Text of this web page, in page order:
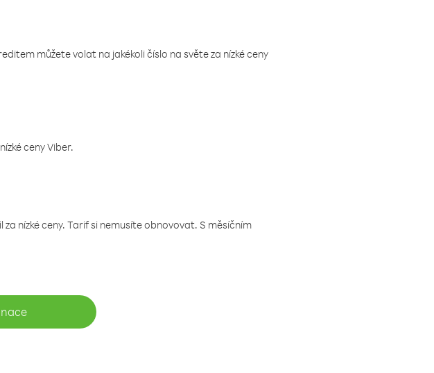
můžete volat na jakékoli číslo na světe za nízké ceny
ceny Viber.
nízké ceny. Tarif si nemusíte obnovovat. S měsíčním